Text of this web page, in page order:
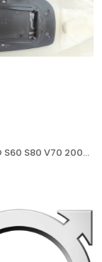
CAM VOLVO S60 S80 V70 2004-2006 ISITMALI ASFERİK SOL